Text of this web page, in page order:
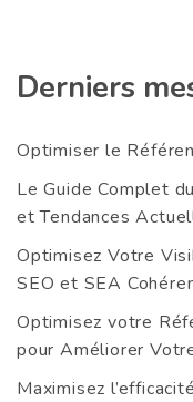
Derniers
Optimiser le
Le Guide Complet
et Tendances
Optimisez Votre
SEO et SEA
Optimisez votre
pour Améliorer
Maximisez